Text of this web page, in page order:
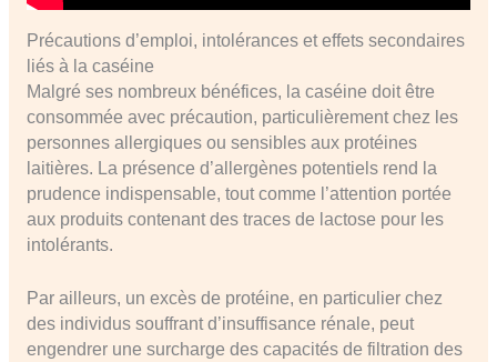
Précautions d’emploi, intolérances et effets secondaires
liés à la caséine
Malgré ses nombreux bénéfices, la caséine doit être
consommée avec précaution, particulièrement chez les
personnes allergiques ou sensibles aux protéines
laitières. La présence d’allergènes potentiels rend la
prudence indispensable, tout comme l’attention portée
aux produits contenant des traces de lactose pour les
intolérants.
Par ailleurs, un excès de protéine, en particulier chez
des individus souffrant d’insuffisance rénale, peut
engendrer une surcharge des capacités de filtration des